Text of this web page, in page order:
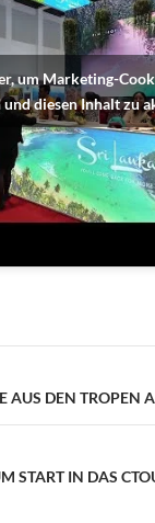
um Marketing-
diesen Inhalt zu
AUS DEN TROPEN
START IN DAS